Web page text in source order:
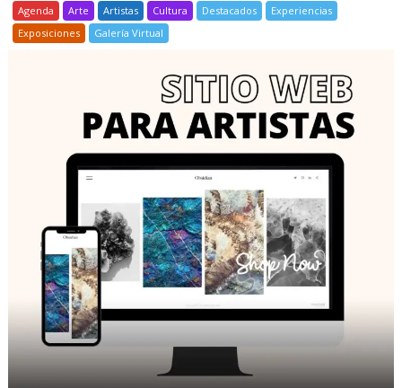
Agenda Arte Artistas Cultura Destacados
Experiencias
Exposiciones
Galería Virtual